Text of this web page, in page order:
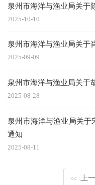
泉州市海洋与渔业局关于
2025-10-10
泉州市海洋与渔业局关于
2025-09-09
泉州市海洋与渔业局关于
2025-08-28
泉州市海洋与渔业局关于
通知
2025-08-11
<< 上